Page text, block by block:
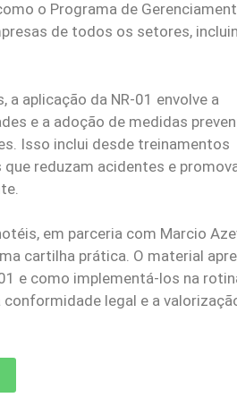
o Programa de
de todos os setores,
a aplicação da NR-01 envolve a
e a adoção de medidas
Isso inclui desde treinamentos
reduzam acidentes e
em parceria com Marcio
cartilha prática. O material
e como implementá-los na
legal e a